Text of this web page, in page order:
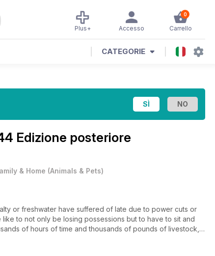
0
Carrello
Accesso
Plus+
CATEGORIE
Edizione posteriore
& Home (Animals & Pets)
or freshwater have suffered of late due to power cuts or
to not only be losing possessions but to have to sit and
of hours of time and thousands of pounds of livestock,